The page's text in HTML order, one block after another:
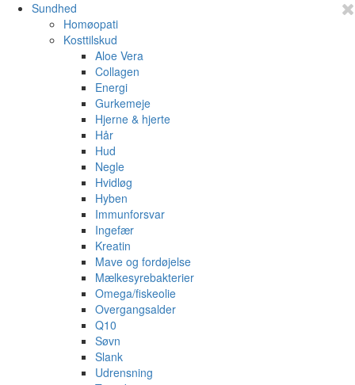
Sundhed
Homøopati
Kosttilskud
Aloe Vera
Collagen
Energi
Gurkemeje
Hjerne & hjerte
Hår
Hud
Negle
Hvidløg
Hyben
Immunforsvar
Ingefær
Kreatin
Mave og fordøjelse
Mælkesyrebakterier
Omega/fiskeolie
Overgangsalder
Q10
Søvn
Slank
Udrensning